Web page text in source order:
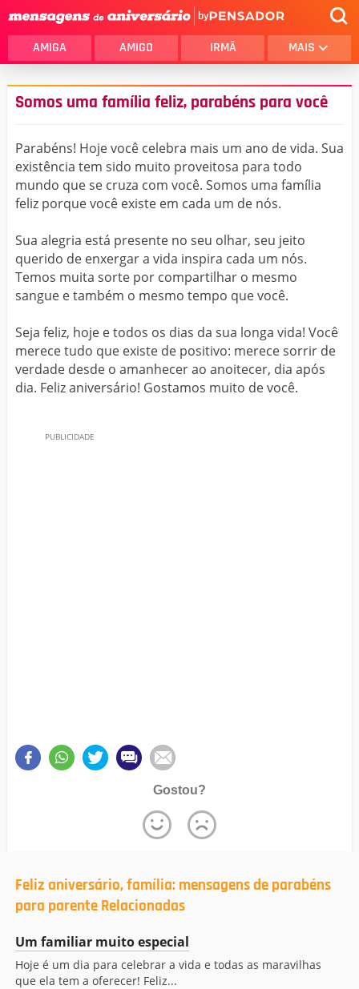
by
AMIGA AMIGO IRMÃ MAIS
Somos uma família feliz, parabéns para você
Parabéns! Hoje você celebra mais um ano de vida. Sua
existência tem sido muito proveitosa para todo
mundo que se cruza com você. Somos uma família
feliz porque você existe em cada um de nós.
Sua alegria está presente no seu olhar, seu jeito
querido de enxergar a vida inspira cada um nós.
Temos muita sorte por compartilhar o mesmo
sangue e também o mesmo tempo que você.
Seja feliz, hoje e todos os dias da sua longa vida! Você
merece tudo que existe de positivo: merece sorrir de
verdade desde o amanhecer ao anoitecer, dia após
dia. Feliz aniversário! Gostamos muito de você.
Gostou?
Feliz aniversário, família: mensagens de parabéns
para parente Relacionadas
Um familiar muito especial
Hoje é um dia para celebrar a vida e todas as maravilhas
que ela tem a oferecer! Feliz...